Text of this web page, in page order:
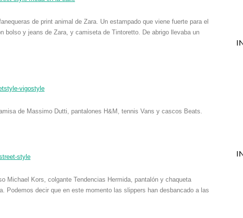
de print animal de Zara. Un estampado que viene fuerte para el
bolso y jeans de Zara, y camiseta de Tintoretto. De abrigo llevaba un
de Massimo Dutti, pantalones H&M, tennis Vans y cascos Beats.
Michael Kors, colgante Tendencias Hermida, pantalón y chaqueta
Podemos decir que en este momento las slippers han desbancado a las